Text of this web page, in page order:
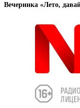
Вечеринка «Лето,